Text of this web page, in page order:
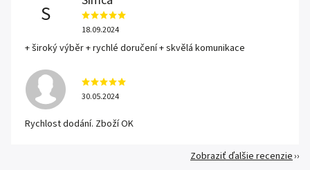
S
18.09.2024
+ široký výběr + rychlé doručení + skvělá komunikace
30.05.2024
Rychlost dodání. Zboží OK
Zobraziť ďalšie recenzie